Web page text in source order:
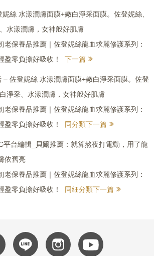
絲 水漾潤膚面膜+嫩白淨采面膜。佐登妮絲、
水漾潤膚，女神般好肌膚
老保養品推薦｜佐登妮絲龍血求麗修護系列：
盈零負擔好吸收！ 下一篇
– 佐登妮絲 水漾潤膚面膜+嫩白淨采面膜。佐登
淨采、水漾潤膚，女神般好肌膚
老保養品推薦｜佐登妮絲龍血求麗修護系列：
盈零負擔好吸收！ 同分類下一篇
平台編輯_貝爾推薦：就算熬夜打電動，用了龍
依舊亮
老保養品推薦｜佐登妮絲龍血求麗修護系列：
盈零負擔好吸收！ 同細分類下一篇